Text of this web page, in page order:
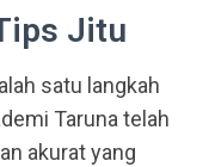
Jitu
satu langkah
Taruna telah
akurat yang